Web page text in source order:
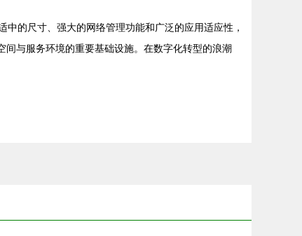
的尺寸、强大的网络管理功能和广泛的应用适应性，
与服务环境的重要基础设施。在数字化转型的浪潮